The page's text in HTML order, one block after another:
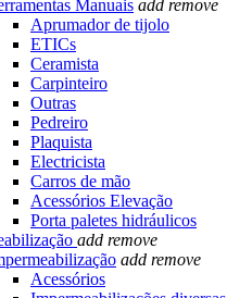
Manuais add remove
Aprumador de tijolo
ETICs
Ceramista
Carpinteiro
Outras
Pedreiro
Plaquista
Electricista
Carros de mão
Acessórios Elevação
Porta paletes hidráulicos
add remove
add remove
Acessórios